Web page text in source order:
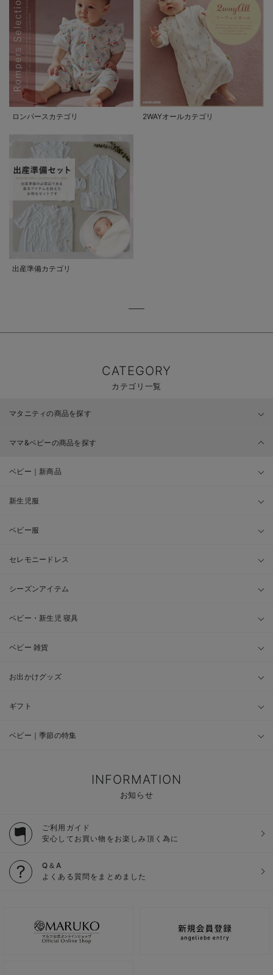
ロンパースカテゴリ 2WAYオールカテゴリ
出産準備カテゴリ
CATEGORY
カテゴリ一覧
マタニティの商品を探す
ママ&ベビーの商品を探す
ベビー｜新商品
新生児服
ベビー服
セレモニードレス
シーズンアイテム
ベビー・新生児 寝具
ベビー 雑貨
お出かけグッズ
ギフト
ベビー｜季節の特集
INFORMATION
お知らせ
ご利用ガイド
安心してお買い物をお楽しみ頂く為に
Q＆A
よくある質問をまとめました